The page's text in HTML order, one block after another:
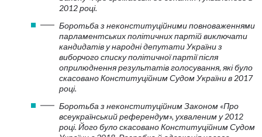
2012 році.
Боротьба з неконституційними повноваженнями
парламентських політичних партій виключати
кандидатів у народні депутати України з
виборчого списку політичної партії після
оприлюднення результатів голосування, які було
скасовано Конституційним Судом України в 2017
році.
Боротьба з неконституційним Законом «Про
всеукраїнський референдум», ухваленим у 2012
році. Його було скасовано Конституційним Судом